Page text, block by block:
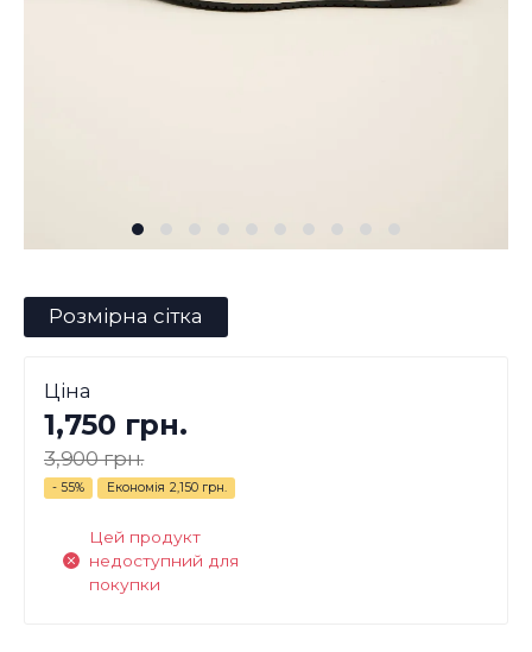
Розмірна сітка
Ціна
1,750 грн.
3,900 грн.
- 55% Економія 2,150 грн.
Цей продукт
недоступний для
покупки